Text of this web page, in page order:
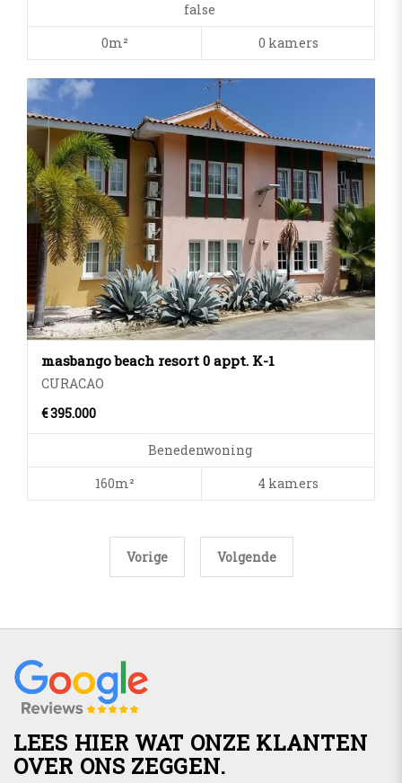
false
0m²
0 kamers
masbango beach resort 0 appt. K-1
CURACAO
€ 395.000
Benedenwoning
160m²
4 kamers
Vorige Volgende
LEES HIER WAT ONZE KLANTEN
OVER ONS ZEGGEN.